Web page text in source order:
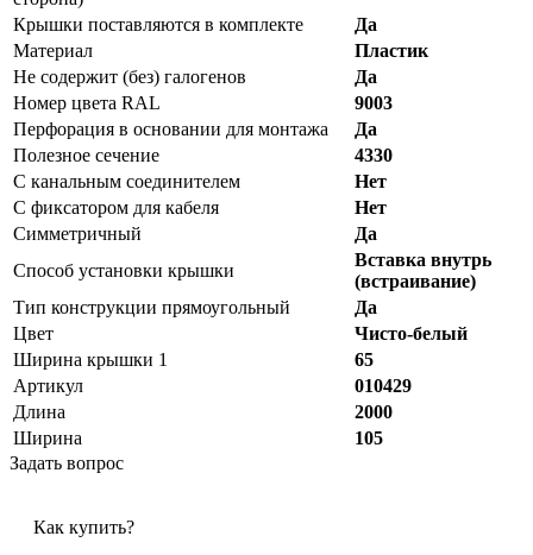
Крышки поставляются в комплекте
Да
Материал
Пластик
Не содержит (без) галогенов
Да
Номер цвета RAL
9003
Перфорация в основании для монтажа
Да
Полезное сечение
4330
С канальным соединителем
Нет
С фиксатором для кабеля
Нет
Симметричный
Да
Способ установки крышки
Вставка внутрь
(встраивание)
Тип конструкции прямоугольный
Да
Цвет
Чисто-белый
Ширина крышки 1
65
Артикул
010429
Длина
2000
Ширина
105
Задать вопрос
Как купить?